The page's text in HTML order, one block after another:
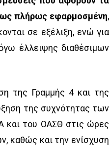
ως πλήρως εφαρμοσμένη,
σε εξέλιξη, ενώ για
έλλειψης διαθέσιμων
της Γραμμής 4 και της
της συχνότητας των
και του ΟΑΣΘ στις ώρες
καθώς και την ενίσχυση